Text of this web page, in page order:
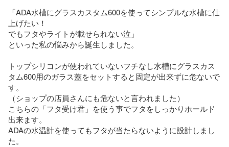
「ADA水槽にグラスカスタム600を使ってシンプルな水槽に仕
上げたい！
でもフタやライトが載せられない泣」
といった私の悩みから誕生しました。
トップシリコンが使われていないフチなし水槽にグラスカス
タム600用のガラス蓋をセットすると固定が出来ずに危ないで
す。
（ショップの店員さんにも危ないと言われました）
こちらの「フタ受け君」を使う事でフタをしっかりホールド
出来ます。
ADAの水温計を使ってもフタが当たらないように設計しまし
た。